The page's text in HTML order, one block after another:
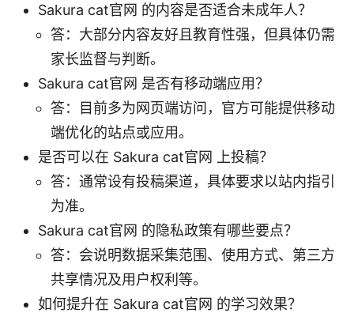
Sakura cat官网 的内容是否适合未成年人？
答：大部分内容友好且教育性强，但具体仍需
家长监督与判断。
Sakura cat官网 是否有移动端应用？
答：目前多为网页端访问，官方可能提供移动
端优化的站点或应用。
是否可以在 Sakura cat官网 上投稿？
答：通常设有投稿渠道，具体要求以站内指引
为准。
Sakura cat官网 的隐私政策有哪些要点？
答：会说明数据采集范围、使用方式、第三方
共享情况及用户权利等。
如何提升在 Sakura cat官网 的学习效果？